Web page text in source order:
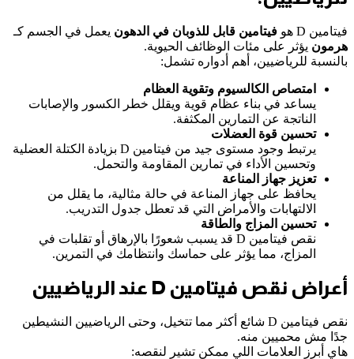
فيتامين D هو فيتامين قابل للذوبان في الدهون يعمل في الجسم كـ
هرمون يؤثر على مئات الوظائف الحيوية.
بالنسبة للرياضيين، أهم أدواره تشمل:
امتصاص الكالسيوم وتقوية العظام
يساعد في بناء عظام قوية ويقلل خطر الكسور والإصابات
الناتجة عن التمارين المكثفة.
تحسين قوة العضلات
يرتبط وجود مستوى جيد من فيتامين D بزيادة الكتلة العضلية
وتحسين الأداء في تمارين المقاومة والتحمل.
تعزيز جهاز المناعة
يحافظ على جهاز المناعة في حالة مثالية، ما يقلل من
الالتهابات والأمراض التي قد تعطل جدول التدريب.
تحسين المزاج والطاقة
نقص فيتامين D قد يسبب شعورًا بالإرهاق أو تقلبات في
المزاج، مما يؤثر على حماسك وانتظامك في التمرين.
أعراض نقص فيتامين D عند الرياضيين
نقص فيتامين D شائع أكثر مما تتخيل، وحتى الرياضيين النشيطين
جدًا مش محميين منه.
هاي أبرز العلامات اللي ممكن تشير لنقصه: